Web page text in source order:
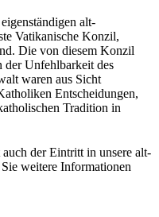
alt-
Vatikanische Konzil,
Die von diesem Konzil
der Unfehlbarkeit des
waren aus Sicht
Entscheidungen,
Tradition in
der Eintritt in unsere alt-
weitere Informationen